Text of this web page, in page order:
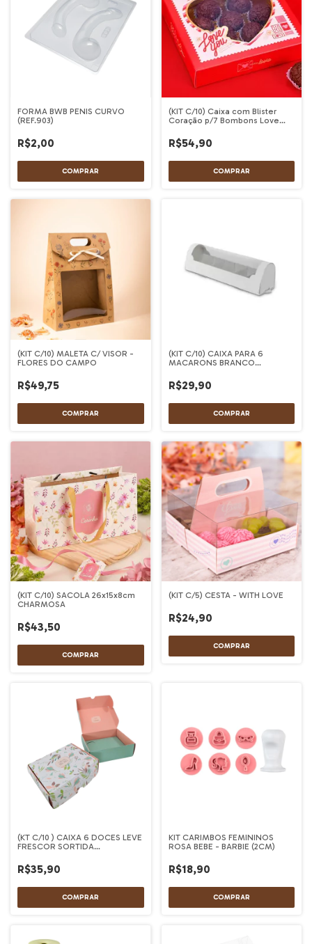
FORMA BWB PENIS CURVO
(REF.903)
R$2,00
(KIT C/10) Caixa com Blister
Coração p/7 Bombons Love
R$54,90
(KIT C/10) MALETA C/ VISOR -
FLORES DO CAMPO
R$49,75
(KIT C/10) CAIXA PARA 6
MACARONS BRANCO
R$29,90
(KIT C/10) SACOLA 26x15x8cm
CHARMOSA
R$43,50
(KIT C/5) CESTA - WITH LOVE
R$24,90
(KT C/10 ) CAIXA 6 DOCES LEVE
FRESCOR SORTIDA
R$35,90
KIT CARIMBOS FEMININOS
ROSA BEBE - BARBIE (2CM)
R$18,90